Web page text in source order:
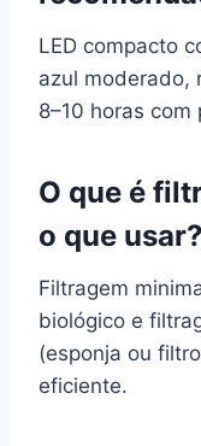
LED compacto
azul moderado,
8–10 horas
O que é
o que usar?
Filtragem
biológico e
(esponja ou
eficiente.